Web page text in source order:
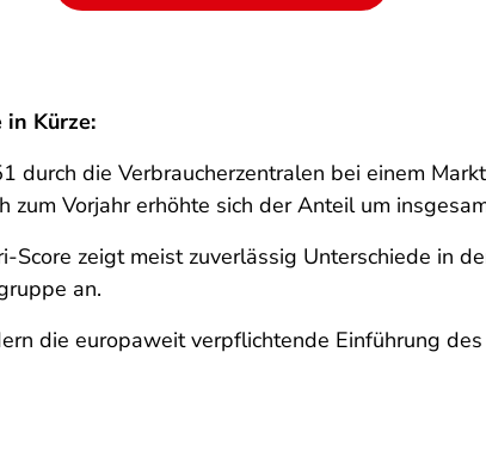
Kürze:
durch die Verbraucherzentralen bei einem
zum Vorjahr erhöhte sich der Anteil um
Score zeigt meist zuverlässig Unterschiede in
an.
die europaweit verpflichtende Einführung